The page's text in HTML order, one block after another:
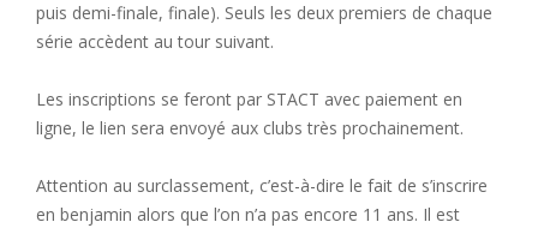
puis demi-finale, finale). Seuls les deux premiers de chaque
série accèdent au tour suivant.
Les inscriptions se feront par STACT avec paiement en
ligne, le lien sera envoyé aux clubs très prochainement.
Attention au surclassement, c’est-à-dire le fait de s’inscrire
en benjamin alors que l’on n’a pas encore 11 ans. Il est